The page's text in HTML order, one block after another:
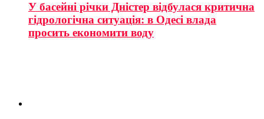
У басейні річки Дністер відбулася критична
гідрологічна ситуація: в Одесі влада
просить економити воду